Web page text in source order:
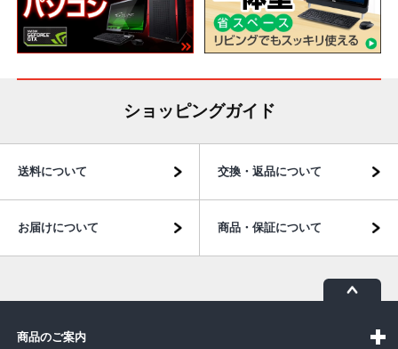
ショッピングガイド
送料について 交換・返品について
お届けについて 商品・保証について
商品のご案内